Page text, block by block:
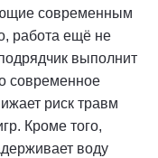
современным
работа ещё не
выполнит
современное
риск травм
Кроме того,
воду